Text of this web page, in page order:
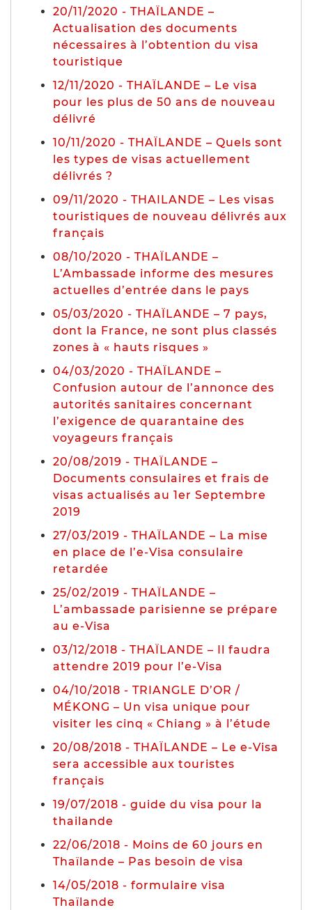
20/11/2020 - THAÏLANDE –
Actualisation des documents
nécessaires à l’obtention du visa
touristique
12/11/2020 - THAÏLANDE – Le visa
pour les plus de 50 ans de nouveau
délivré
10/11/2020 - THAÏLANDE – Quels sont
les types de visas actuellement
délivrés ?
09/11/2020 - THAILANDE – Les visas
touristiques de nouveau délivrés aux
français
08/10/2020 - THAÏLANDE –
L’Ambassade informe des mesures
actuelles d’entrée dans le pays
05/03/2020 - THAÏLANDE – 7 pays,
dont la France, ne sont plus classés
zones à « hauts risques »
04/03/2020 - THAÏLANDE –
Confusion autour de l’annonce des
autorités sanitaires concernant
l’exigence de quarantaine des
voyageurs français
20/08/2019 - THAÏLANDE –
Documents consulaires et frais de
visas actualisés au 1er Septembre
2019
27/03/2019 - THAÏLANDE – La mise
en place de l’e-Visa consulaire
retardée
25/02/2019 - THAÏLANDE –
L’ambassade parisienne se prépare
au e-Visa
03/12/2018 - THAÏLANDE – Il faudra
attendre 2019 pour l’e-Visa
04/10/2018 - TRIANGLE D’OR /
MÉKONG – Un visa unique pour
visiter les cinq « Chiang » à l’étude
20/08/2018 - THAÏLANDE – Le e-Visa
sera accessible aux touristes
français
19/07/2018 - guide du visa pour la
thailande
22/06/2018 - Moins de 60 jours en
Thaïlande – Pas besoin de visa
14/05/2018 - formulaire visa
Thaïlande